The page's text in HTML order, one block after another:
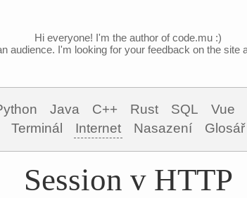
Hi everyone! I'm the author of code.mu :)
audience. I'm looking for your feedback on the site
Java C++ Rust SQL Vue
Terminál
Internet Nasazení Glosář
Session v HTTP